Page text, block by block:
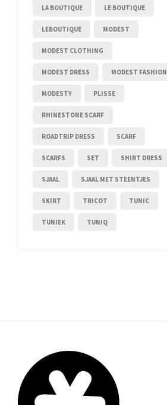
LA BOUTIQUE LE BOUTIQUE
LEBOUTIQUE MODEST
MODEST CLOTHING
MODEST DRESS MODEST FASHION
MODESTY PLISSE
RHINESTONE SCARF
ROADTRIP DRESS SCARF
SCARFS SET SHIRT DRESS
SJAAL SJAAL MET STEENTJES
SKIRT TRICOT TUNIC
TUNIEK TUNIQ